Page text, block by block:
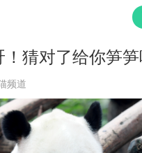
猜对了给你笋笋
频道